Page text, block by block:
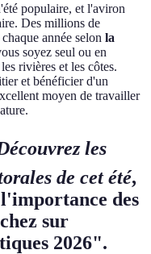
populaire, et l'aviron
Des millions de
année selon la
soyez seul ou en
rivières et les côtes.
et bénéficier d'un
moyen de travailler
les
de cet été,
des
sur
2026".